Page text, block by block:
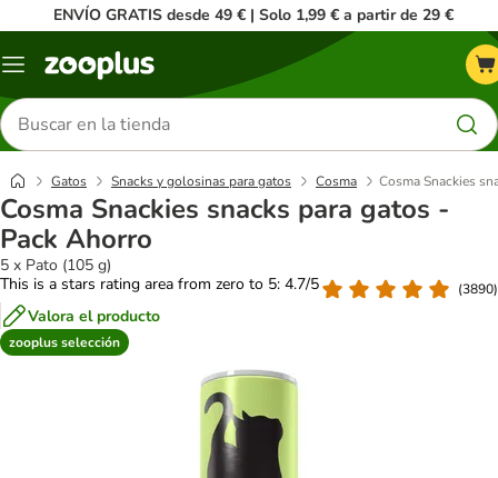
ENVÍO GRATIS desde 49 € | Solo 1,99 € a partir de 29 €
Menú
Buscar
productos
Gatos Snacks y golosinas para gatos Cosma Cosma Snackies
Cosma Snackies snacks para gatos -
Pack Ahorro
5 x Pato (105 g)
This is a stars rating area from zero to 5: 4.7/5
(3890)
Valora el producto
zooplus selección